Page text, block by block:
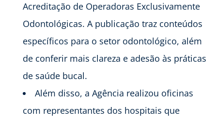
Acreditação de Operadoras Exclusivamente
Odontológicas. A publicação traz conteúdos
específicos para o setor odontológico, além
de conferir mais clareza e adesão às práticas
de saúde bucal.
Além disso, a Agência realizou oficinas
com representantes dos hospitais que